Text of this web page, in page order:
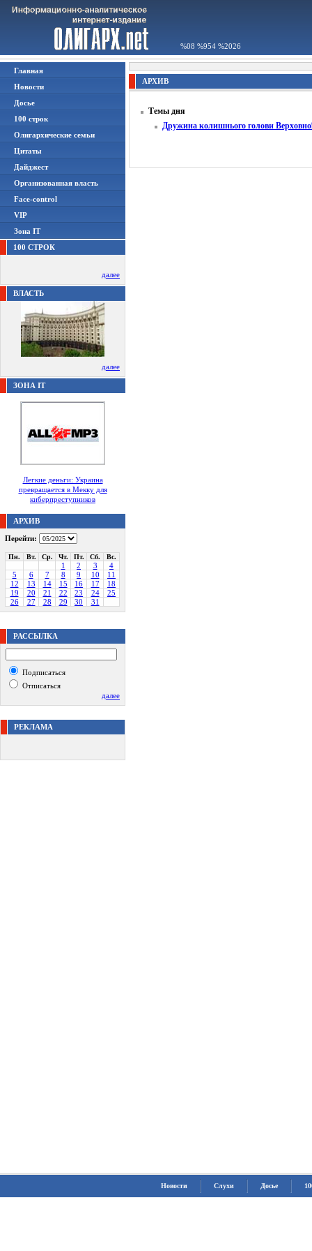
%08 %954 %2026
Главная
Новости
Досье
100 строк
Олигархические семьи
Цитаты
Дайджест
Организованная власть
Face-control
VIP
Зона IT
100 СТРОК
далее
ВЛАСТЬ
далее
ЗОНА IT
Легкие деньги: Украина
превращается в Мекку для
киберпреступников
АРХИВ
Перейти:
Пн. Вт. Ср. Чт. Пт. Сб. Вс.
1 2 3
4
5
6 7 8 9 10
11
12
13 14 15 16 17
18
19
20 21 22 23 24
25
26
27 28 29 30 31
РАССЫЛКА
Подписаться
Отписаться
далее
РЕКЛАМА
АРХИВ
Темы дня
Дружина колишнього голови
Новости Слухи Досье